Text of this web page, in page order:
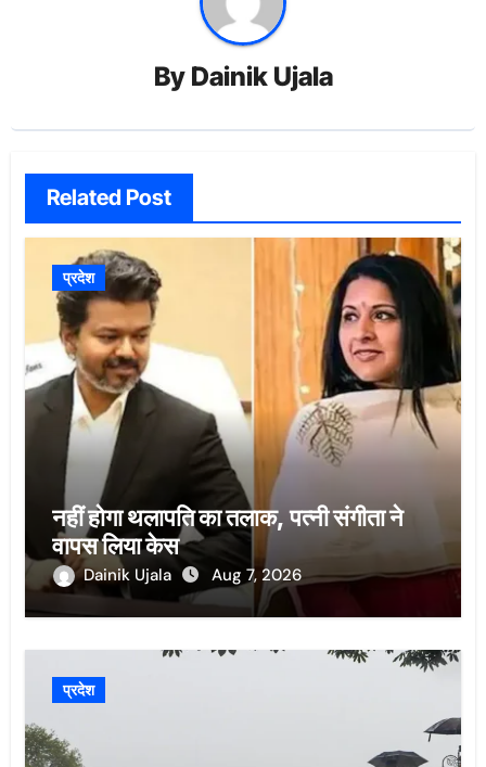
By Dainik Ujala
Related Post
प्रदेश
नहीं होगा थलापति का तलाक, पत्नी संगीता ने
वापस लिया केस
Dainik Ujala Aug 7, 2026
प्रदेश